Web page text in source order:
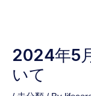
2024年5
いて